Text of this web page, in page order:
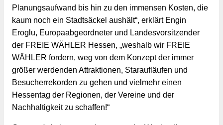
Planungsaufwand bis hin zu den immensen Kosten, die
kaum noch ein Stadtsäckel aushält“, erklärt Engin
Eroglu, Europaabgeordneter und Landesvorsitzender
der FREIE WÄHLER Hessen, „weshalb wir FREIE
WÄHLER fordern, weg von dem Konzept der immer
größer werdenden Attraktionen, Staraufläufen und
Besucherrekorden zu gehen und vielmehr einen
Hessentag der Regionen, der Vereine und der
Nachhaltigkeit zu schaffen!“